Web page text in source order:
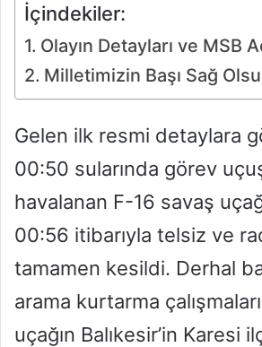
İçindekiler:
Olayın Detayları ve MSB
Milletimizin Başı Sağ
Gelen ilk resmi detaylara
00:50 sularında görev
havalanan F-16 savaş
00:56 itibarıyla telsiz ve
tamamen kesildi. Derhal
arama kurtarma
uçağın Balıkesir’in Karesi